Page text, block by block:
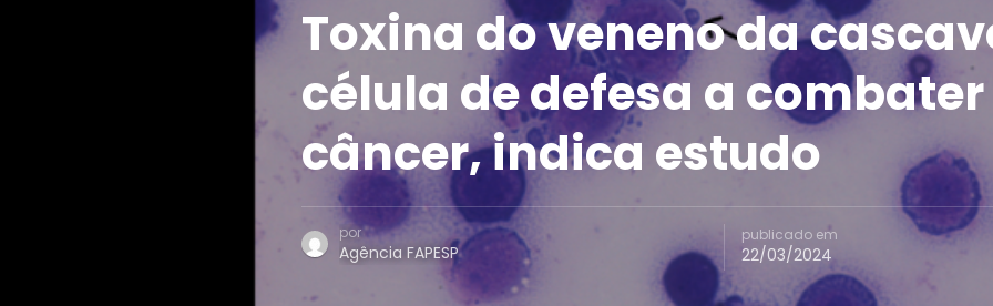
Toxina do veneno da
célula de defesa a combater
câncer, indica estudo
por
Agência FAPESP
publicado em
22/03/2024